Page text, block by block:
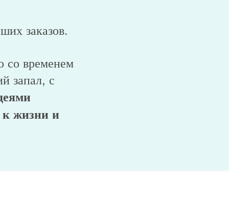
заказов.
со временем
запал, с
к жизни и